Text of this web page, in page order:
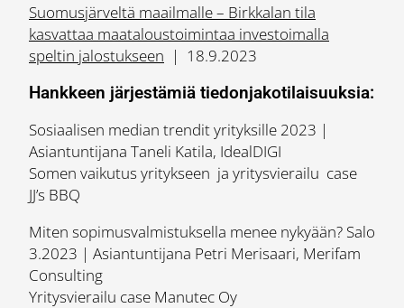
Suomusjärveltä maailmalle – Birkkalan tila
kasvattaa maataloustoimintaa investoimalla
speltin jalostukseen | 18.9.2023
Hankkeen järjestämiä tiedonjakotilaisuuksia:
Sosiaalisen median trendit yrityksille 2023 |
Asiantuntijana Taneli Katila, IdealDIGI
Somen vaikutus yritykseen ja yritysvierailu case
JJ’s BBQ
Miten sopimusvalmistuksella menee nykyään? Salo
3.2023 | Asiantuntijana Petri Merisaari, Merifam
Consulting
Yritysvierailu case Manutec Oy